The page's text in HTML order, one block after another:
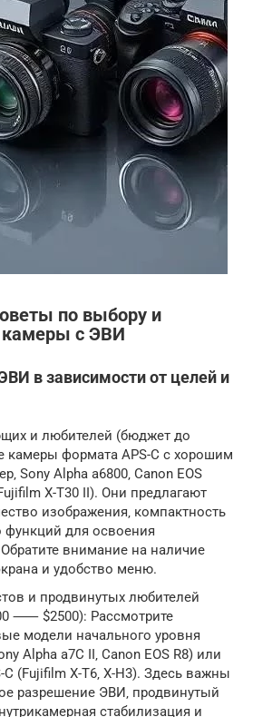
по выбору и
камеры с ЭВИ
в зависимости от целей и
и любителей (бюджет до
камеры формата APS-C с хорошим
Sony Alpha a6800‚ Canon EOS
X-T30 II). Они предлагают
изображения‚ компактность
функций для освоения
внимание на наличие
и удобство меню.
и продвинутых любителей
⸺ $2500): Рассмотрите
модели начального уровня
Alpha a7C II‚ Canon EOS R8) или
(Fujifilm X-T6‚ X-H3). Здесь важны
разрешение ЭВИ‚ продвинутый
стабилизация и